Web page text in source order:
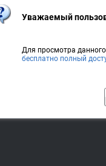
Уважаемый
Для просмотра
бесплатно полный